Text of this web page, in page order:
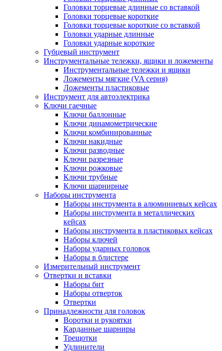
Головки торцевые длинные со вставкой
Головки торцевые короткие
Головки торцевые короткие со вставкой
Головки ударные длинные
Головки ударные короткие
Губцевый инструмент
Инструментальные тележки, ящики и ложементы
Инструментальные тележки и ящики
Ложементы мягкие (VA серия)
Ложементы пластиковые
Инструмент для автоэлектрика
Ключи гаечные
Ключи баллонные
Ключи динамометрические
Ключи комбинированные
Ключи накидные
Ключи разводные
Ключи разрезные
Ключи рожковые
Ключи трубные
Ключи шарнирные
Наборы инструмента
Наборы инструмента в алюминиевых кейсах
Наборы инструмента в металлических
кейсах
Наборы инструмента в пластиковых кейсах
Наборы ключей
Наборы ударных головок
Наборы в блистере
Измерительный инструмент
Отвертки и вставки
Наборы бит
Наборы отверток
Отвертки
Принадлежности для головок
Воротки и рукоятки
Карданные шарниры
Трещотки
Удлинители